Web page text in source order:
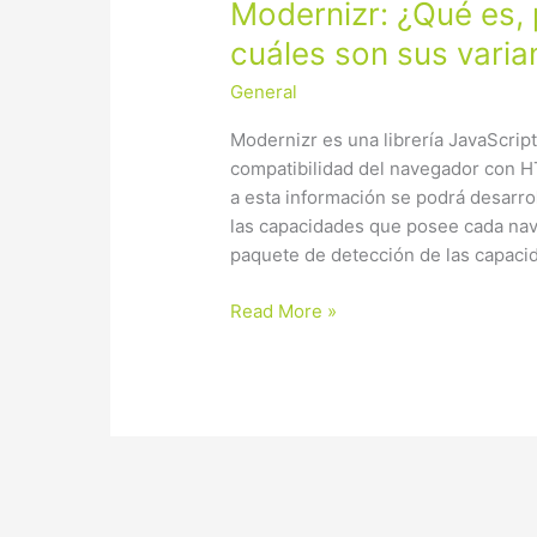
Modernizr: ¿Qué
cuáles son sus
General
Modernizr es una librería
compatibilidad del navegador con
a esta información se podrá
las capacidades que posee cada
paquete de detección de las
Modernizr:
es,
para
sirve
y
cuáles
son
sus
Read More »